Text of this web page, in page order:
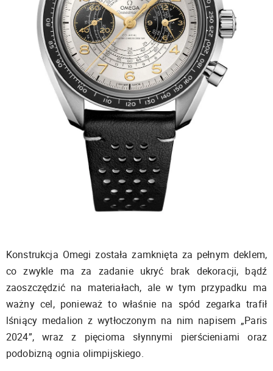
Konstrukcja Omegi została zamknięta za pełnym deklem,
co zwykle ma za zadanie ukryć brak dekoracji, bądź
zaoszczędzić na materiałach, ale w tym przypadku ma
ważny cel, ponieważ to właśnie na spód zegarka trafił
lśniący medalion z wytłoczonym na nim napisem „Paris
2024”, wraz z pięcioma słynnymi pierścieniami oraz
podobizną ognia olimpijskiego.